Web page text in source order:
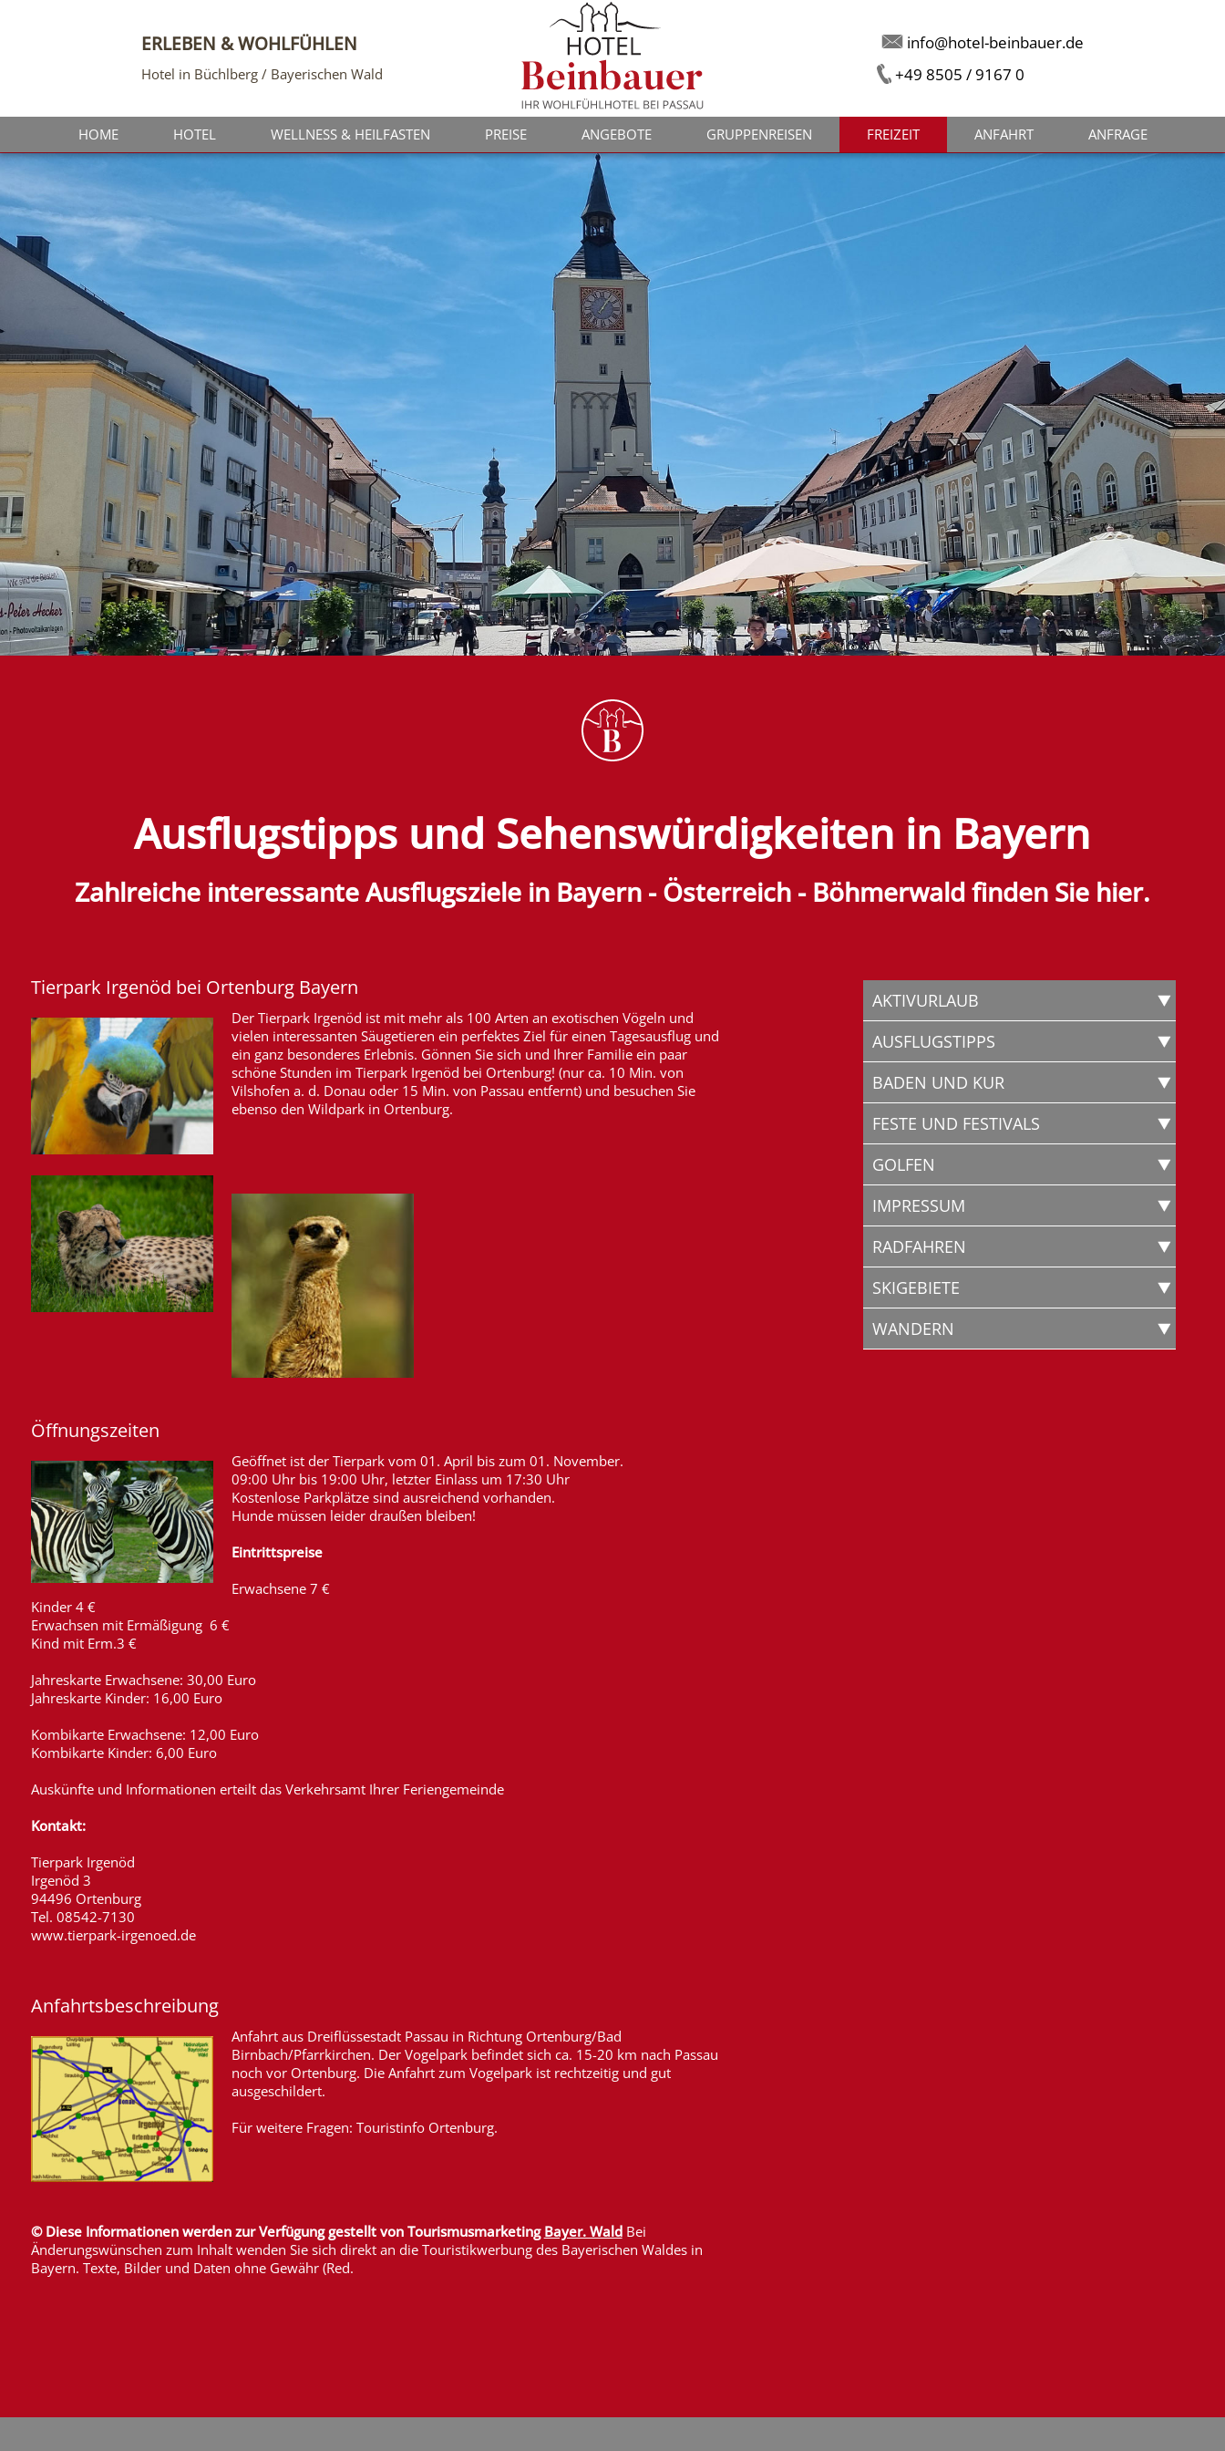
ERLEBEN & WOHLFÜHLEN
Hotel in Büchlberg / Bayerischen Wald
info@hotel-beinbauer.de
+49 8505 / 9167 0
HOME HOTEL WELLNESS & HEILFASTEN PREISE ANGEBOTE GRUPPENREISEN FREIZEIT ANFAHRT ANFRAGE
Ausflugstipps und Sehenswürdigkeiten in Bayern
Zahlreiche interessante Ausflugsziele in Bayern - Österreich - Böhmerwald finden Sie hier.
Tierpark Irgenöd bei Ortenburg Bayern
Der Tierpark Irgenöd ist mit mehr als 100 Arten an exotischen Vögeln und
vielen interessanten Säugetieren ein perfektes Ziel für einen Tagesausflug und
ein ganz besonderes Erlebnis. Gönnen Sie sich und Ihrer Familie ein paar
schöne Stunden im Tierpark Irgenöd bei Ortenburg! (nur ca. 10 Min. von
Vilshofen a. d. Donau oder 15 Min. von Passau entfernt) und besuchen Sie
ebenso den Wildpark in Ortenburg.
Öffnungszeiten
Geöffnet ist der Tierpark vom 01. April bis zum 01. November.
09:00 Uhr bis 19:00 Uhr, letzter Einlass um 17:30 Uhr
Kostenlose Parkplätze sind ausreichend vorhanden.
Hunde müssen leider draußen bleiben!
Eintrittspreise
Erwachsene 7 €
Kinder 4 €
Erwachsen mit Ermäßigung 6 €
Kind mit Erm.3 €
Jahreskarte Erwachsene: 30,00 Euro
Jahreskarte Kinder: 16,00 Euro
Kombikarte Erwachsene: 12,00 Euro
Kombikarte Kinder: 6,00 Euro
Auskünfte und Informationen erteilt das Verkehrsamt Ihrer Feriengemeinde
Kontakt:
Tierpark Irgenöd
Irgenöd 3
94496 Ortenburg
Tel. 08542-7130
www.tierpark-irgenoed.de
Anfahrtsbeschreibung
Anfahrt aus Dreiflüssestadt Passau in Richtung Ortenburg/Bad
Birnbach/Pfarrkirchen. Der Vogelpark befindet sich ca. 15-20 km nach Passau
noch vor Ortenburg. Die Anfahrt zum Vogelpark ist rechtzeitig und gut
ausgeschildert.
Für weitere Fragen: Touristinfo Ortenburg.
© Diese Informationen werden zur Verfügung gestellt von Tourismusmarketing Bayer. WaldBei
Änderungswünschen zum Inhalt wenden Sie sich direkt an die Touristikwerbung des Bayerischen Waldes in
Bayern. Texte, Bilder und Daten ohne Gewähr (Red.
AKTIVURLAUB
AUSFLUGSTIPPS
BADEN UND KUR
FESTE UND FESTIVALS
GOLFEN
IMPRESSUM
RADFAHREN
SKIGEBIETE
WANDERN